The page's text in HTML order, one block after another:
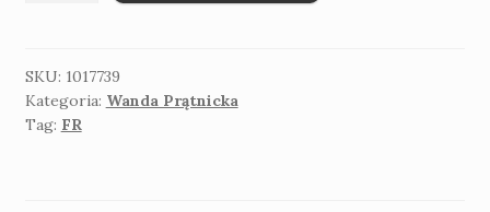
par
les
esprits
SKU: 1017739
Kategoria: Wanda Prątnicka
Tag: FR